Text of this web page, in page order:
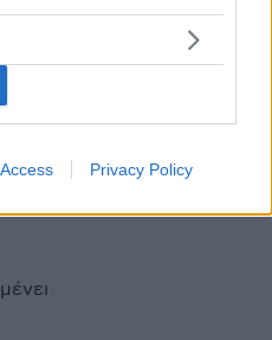
Privacy Policy
το καλό να γυρίσουν!!! Να
τις Άγιες αυτές